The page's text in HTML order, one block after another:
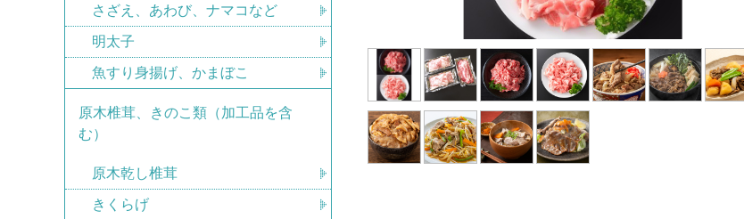
さざえ、あわび、ナマコなど
明太子
魚すり身揚げ、かまぼこ
原木椎茸、きのこ類（加工品を含
む）
原木乾し椎茸
きくらげ